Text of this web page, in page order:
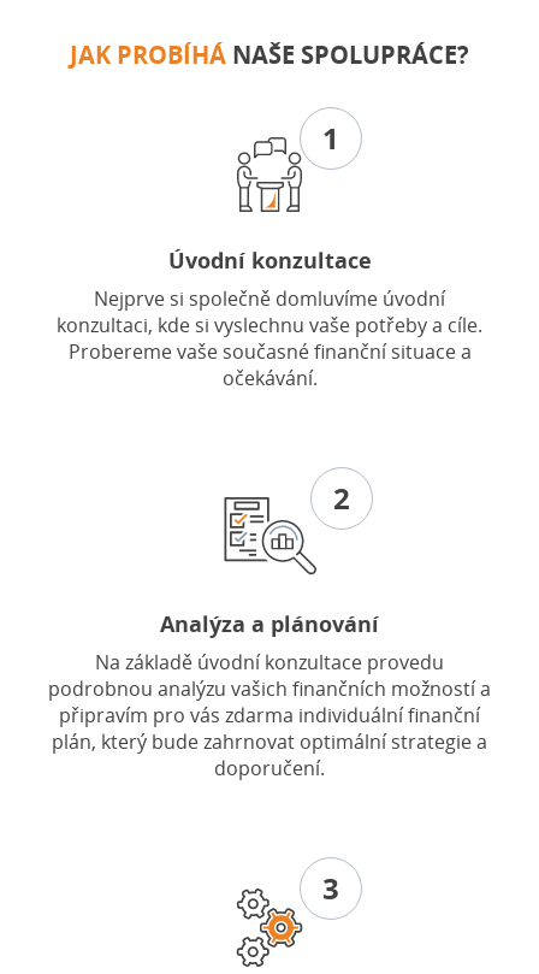
JAK PROBÍHÁ NAŠE SPOLUPRÁCE?
1
Úvodní konzultace
Nejprve si společně domluvíme úvodní
konzultaci, kde si vyslechnu vaše potřeby a cíle.
Probereme vaše současné finanční situace a
očekávání.
2
Analýza a plánování
Na základě úvodní konzultace provedu
podrobnou analýzu vašich finančních možností a
připravím pro vás zdarma individuální finanční
plán, který bude zahrnovat optimální strategie a
doporučení.
3